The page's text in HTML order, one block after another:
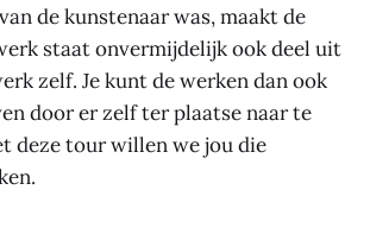
de kunstenaar was, maakt de
staat onvermijdelijk ook deel uit
zelf. Je kunt de werken dan ook
door er zelf ter plaatse naar te
deze tour willen we jou die